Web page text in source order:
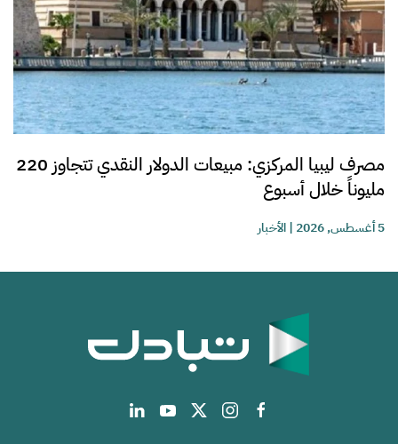
مصرف ليبيا المركزي: مبيعات الدولار النقدي تتجاوز 220
مليوناً خلال أسبوع
5 أغسطس, 2026 |الأخبار